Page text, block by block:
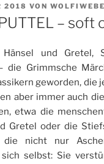
2018 VON
– soft
Hänsel und Gretel,
die Grimmsche
geworden, die
aber immer auch
etwa die
Gretel oder die
die nicht nur
selbst: Sie